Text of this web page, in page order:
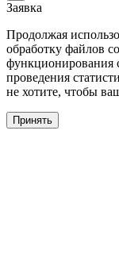
Заявка
Продолжая
обработку файлов
функционирования
проведения
не хотите, чтобы
Принять